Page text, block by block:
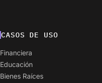
CASOS DE USO
Financiera
Educación
Bienes Raíces